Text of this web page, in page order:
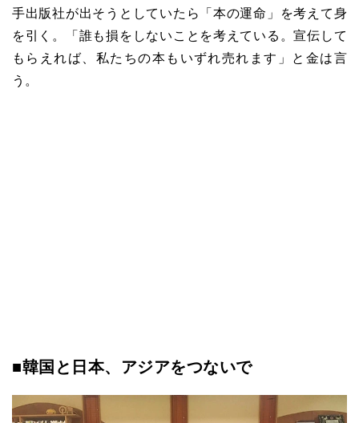
手出版社が出そうとしていたら「本の運命」を考えて身
を引く。「誰も損をしないことを考えている。宣伝して
もらえれば、私たちの本もいずれ売れます」と金は言
う。
■韓国と日本、アジアをつないで